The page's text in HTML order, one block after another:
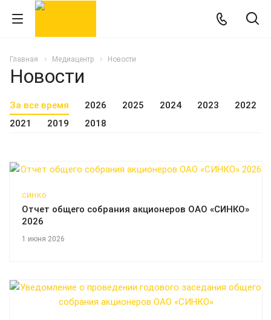
Главная Медиацентр Новости
Новости
За все время 2026 2025 2024 2023
2022
2021
2019 2018
СИНКО
Отчет общего собрания акционеров ОАО «СИНКО»
2026
1 июня 2026